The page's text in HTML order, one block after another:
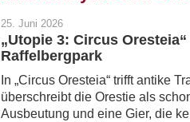
25. Juni 2026
„Utopie 3: Circus
Raffelbergpark
In „Circus Oresteia“ trifft antike
überschreibt die Orestie als
Ausbeutung und eine Gier, die